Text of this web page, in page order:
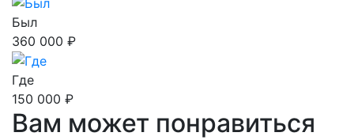
Был
360 000 ₽
Где
150 000 ₽
Вам может понравиться